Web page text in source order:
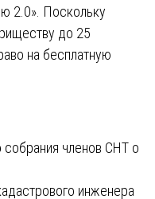
2.0». Поскольку
до 25
на бесплатную
членов СНТ о
инженера